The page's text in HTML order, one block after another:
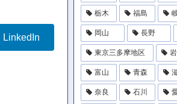
LinkedIn
栃木 福島
岡山 長野
東京三多摩地区
富山 青森
奈良 石川